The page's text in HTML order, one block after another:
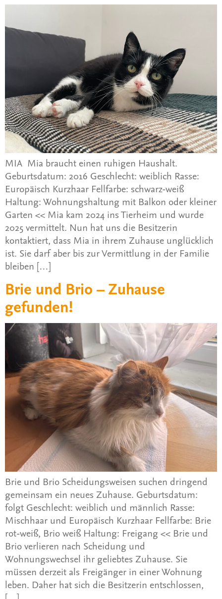
MIA Mia braucht einen ruhigen Haushalt.
Geburtsdatum: 2016 Geschlecht: weiblich Rasse:
Europäisch Kurzhaar Fellfarbe: schwarz-weiß
Haltung: Wohnungshaltung mit Balkon oder kleiner
Garten << Mia kam 2024 ins Tierheim und wurde
2025 vermittelt. Nun hat uns die Besitzerin
kontaktiert, dass Mia in ihrem Zuhause unglücklich
ist. Sie darf aber bis zur Vermittlung in der Familie
bleiben […]
Brie und Brio – Zuhause
gefunden!
Brie und Brio Scheidungsweisen suchen dringend
gemeinsam ein neues Zuhause. Geburtsdatum:
folgt Geschlecht: weiblich und männlich Rasse:
Mischhaar und Europäisch Kurzhaar Fellfarbe: Brie
rot-weiß, Brio weiß Haltung: Freigang << Brie und
Brio verlieren nach Scheidung und
Wohnungswechsel ihr geliebtes Zuhause. Sie
müssen derzeit als Freigänger in einer Wohnung
leben. Daher hat sich die Besitzerin entschlossen,